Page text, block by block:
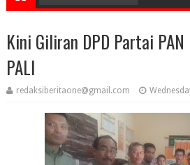
Kini Giliran DPD Partai
PALI
redaksiberitaone@gmail.com